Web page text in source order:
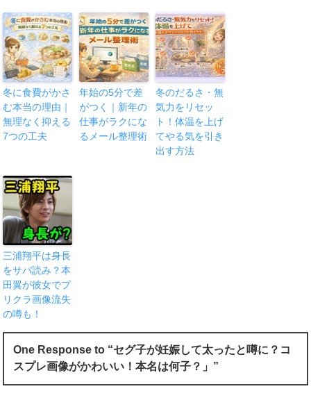
冬に食費がかさ
む本当の理由｜
無理なく抑える
7つの工夫
年始の5分で差
がつく｜新年の
仕事がラクにな
るメール整理術
冬のだるさ・無
気力をリセッ
ト！体温を上げ
てやる気を引き
出す方法
三浦翔平は身長
をサバ読み？本
田翼が彼女でプ
リクラ画像流失
の噂も！
One Response to “セグ子が妊娠して太ったと噂に？コ
スプレ画像がかわいい！本名は何子？」”